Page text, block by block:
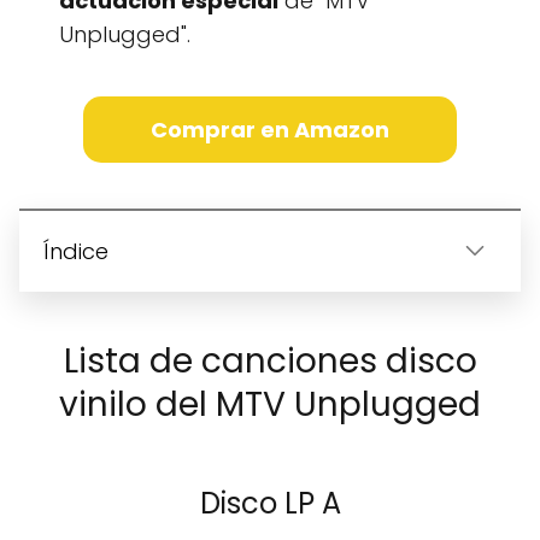
Unplugged".
Comprar en Amazon
Índice
Lista de canciones disco
vinilo del MTV Unplugged
Disco LP A